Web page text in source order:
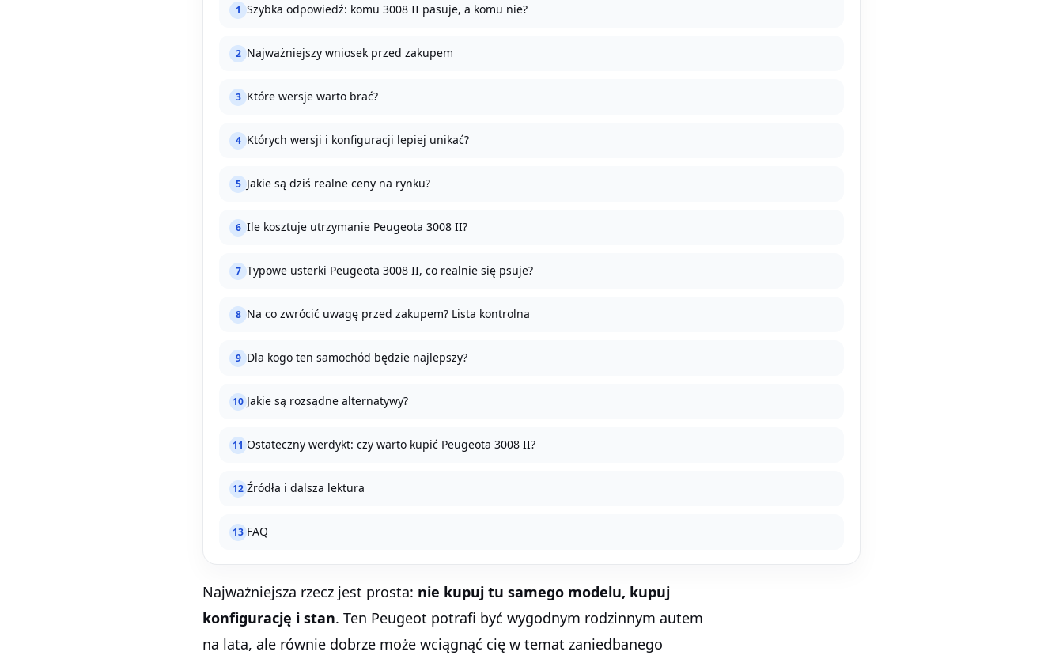
1 Szybka odpowiedź: komu 3008 II pasuje, a komu nie?
2 Najważniejszy wniosek przed zakupem
3 Które wersje warto brać?
4 Których wersji i konfiguracji lepiej unikać?
5 Jakie są dziś realne ceny na rynku?
6 Ile kosztuje utrzymanie Peugeota 3008 II?
7 Typowe usterki Peugeota 3008 II, co realnie się psuje?
8 Na co zwrócić uwagę przed zakupem? Lista kontrolna
9 Dla kogo ten samochód będzie najlepszy?
10 Jakie są rozsądne alternatywy?
11 Ostateczny werdykt: czy warto kupić Peugeota 3008 II?
12 Źródła i dalsza lektura
13 FAQ
Najważniejsza rzecz jest prosta: nie kupuj tu samego modelu, kupuj
konfigurację i stan. Ten Peugeot potrafi być wygodnym rodzinnym autem
na lata, ale równie dobrze może wciągnąć cię w temat zaniedbanego